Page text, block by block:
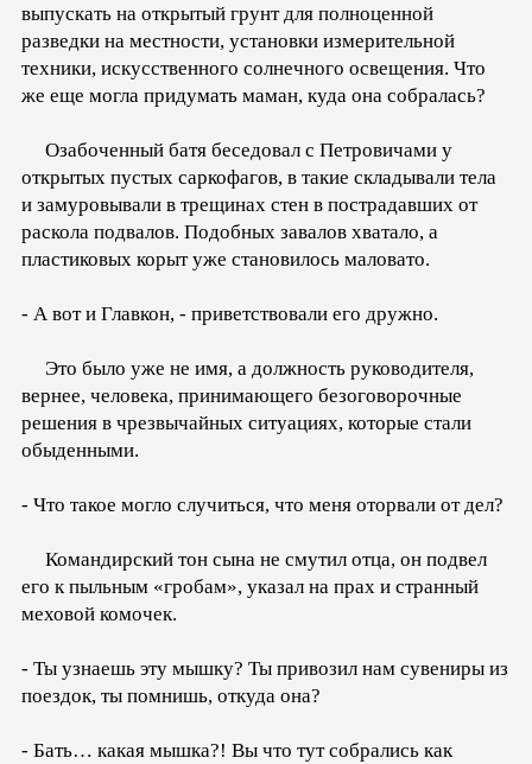
выпускать на открытый грунт для полноценной
разведки на местности, установки измерительной
техники, искусственного солнечного освещения. Что
же еще могла придумать маман, куда она собралась?
Озабоченный батя беседовал с Петровичами у
открытых пустых саркофагов, в такие складывали тела
и замуровывали в трещинах стен в пострадавших от
раскола подвалов. Подобных завалов хватало, а
пластиковых корыт уже становилось маловато.
- А вот и Главкон, - приветствовали его дружно.
Это было уже не имя, а должность руководителя,
вернее, человека, принимающего безоговорочные
решения в чрезвычайных ситуациях, которые стали
обыденными.
- Что такое могло случиться, что меня оторвали от дел?
Командирский тон сына не смутил отца, он подвел
его к пыльным «гробам», указал на прах и странный
меховой комочек.
- Ты узнаешь эту мышку? Ты привозил нам сувениры из
поездок, ты помнишь, откуда она?
- Бать… какая мышка?! Вы что тут собрались как